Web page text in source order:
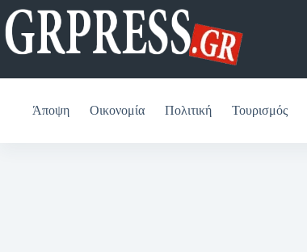
Μετάβαση
στο
περιεχόμενο
Άποψη Οικονομία Πολιτική Τουρισμός